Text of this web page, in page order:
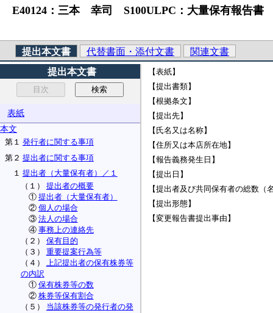
E40124：三本 幸司 S100ULPC：大量保有報告書
提出本文書 代替書面・添付文書
関連文書
提出本文書